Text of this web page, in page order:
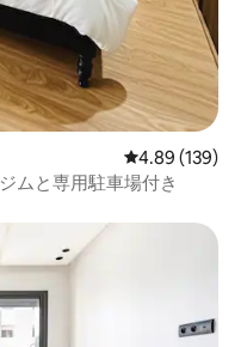
レビュー139
4.89 (139)
ムと専用駐車場付き